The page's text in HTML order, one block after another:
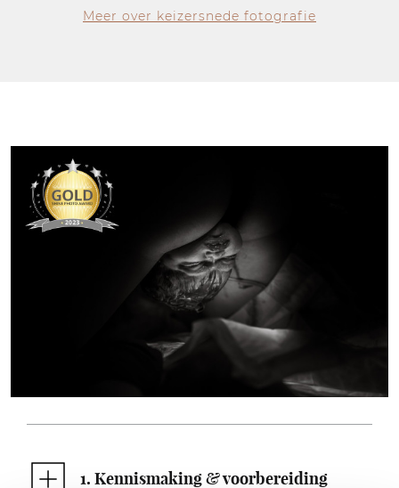
Meer over keizersnede fotografie
1. Kennismaking & voorbereiding